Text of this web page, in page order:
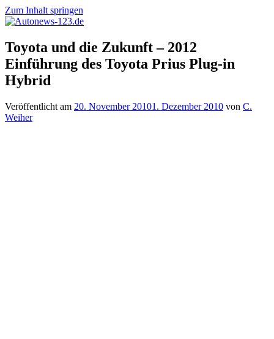
Zum Inhalt springen
Autonews-
123.de
Autonews
mit
Charme
Toyota und die Zukunft – 2012
Einführung des Toyota Prius Plug-in
Hybrid
Veröffentlicht am 20. November 20101. Dezember 2010 von C.
Weiher